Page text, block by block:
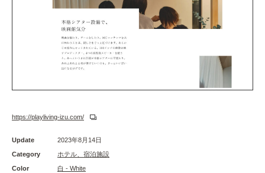
https://playliving-izu.com/
Update
2023年8月14日
Category
ホテル、宿泊施設
Color
白 - White